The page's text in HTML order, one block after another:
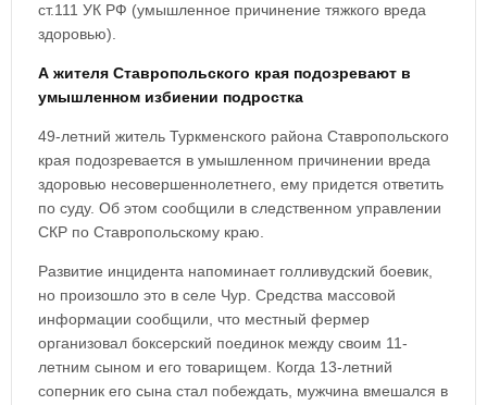
ст.111 УК РФ (умышленное причинение тяжкого вреда
здоровью).
А жителя Ставропольского края подозревают в
умышленном избиении подростка
49-летний житель Туркменского района Ставропольского
края подозревается в умышленном причинении вреда
здоровью несовершеннолетнего, ему придется ответить
по суду. Об этом сообщили в следственном управлении
СКР по Ставропольскому краю.
Развитие инцидента напоминает голливудский боевик,
но произошло это в селе Чур. Средства массовой
информации сообщили, что местный фермер
организовал боксерский поединок между своим 11-
летним сыном и его товарищем. Когда 13-летний
соперник его сына стал побеждать, мужчина вмешался в